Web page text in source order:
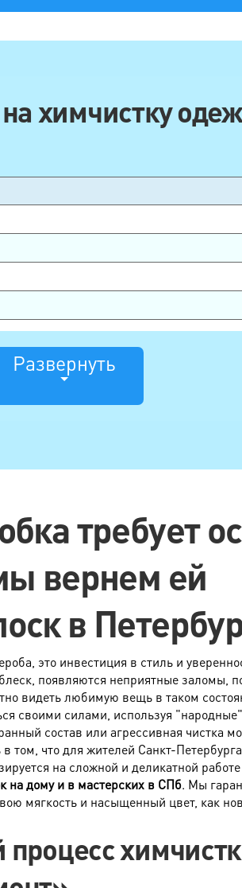
химчистку
сложной декоративной отделки
бархат).
Развернуть
требует
вернем ей
в
это инвестиция в стиль и
появляются неприятные заломы,
видеть любимую вещь в таком
своими силами, используя
состав или агрессивная чистка
том, что для жителей Санкт-
на сложной и деликатной
на дому и в мастерских в СПб. Мы
мягкость и насыщенный цвет, как
процесс